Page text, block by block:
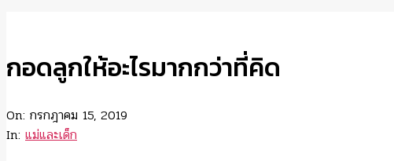
กอดลูกให้อะไรมากกว่าที่คิด
On: กรกฎาคม 15, 2019
In: แม่และเด็ก